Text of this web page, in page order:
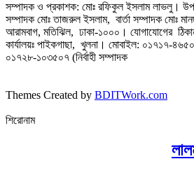
সম্পাদক ও প্রকাশক: মোঃ রফিকুল ইসলাম লাভলু।
সম্পাদক মোঃ তাজরুল‌‌ ইসলাম, বার্তা সম্পাদক মোঃ
আরামবাগ, মতিঝিল, ঢাকা-১০০০। যোগাযোগের
কার্যালয়ঃ পাইকগাছা, খুলনা। মোবাইল: ০১৭১৭-
০১৭২৮-১০৩৫০৭ (নির্বাহী সম্পাদক
Themes Created by BDITWork.com
শিরোনাম